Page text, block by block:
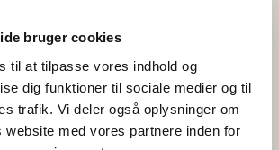
bruger cookies
til at tilpasse vores indhold og
dig funktioner til sociale medier og til
trafik. Vi deler også oplysninger om
website med vores partnere inden for
En oväntad händelse gör att vännerna Astrid
Det känns ovant att bråka eftersom de aldrig
ska de bli vänner igen?
en intervju möter vi Bo och Arne, de två sista
Bo vill så gärna att isen ska komma tillbaka –
vegetariskt. Arne är mindre bekymrad över